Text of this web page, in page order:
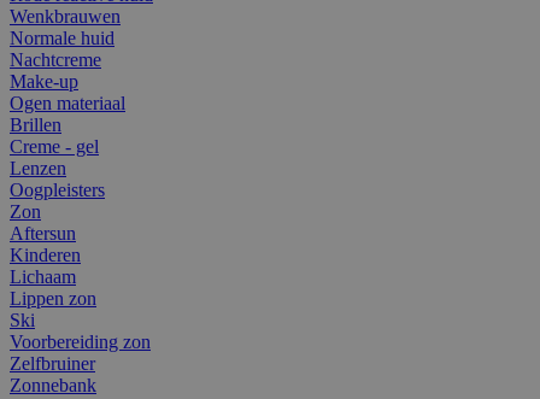
Wenkbrauwen
Normale huid
Nachtcreme
Make-up
Ogen materiaal
Brillen
Creme - gel
Lenzen
Oogpleisters
Zon
Aftersun
Kinderen
Lichaam
Lippen zon
Ski
Voorbereiding zon
Zelfbruiner
Zonnebank